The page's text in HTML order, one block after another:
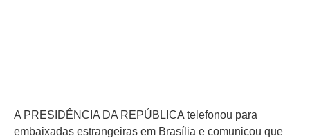
A PRESIDÊNCIA DA REPÚBLICA telefonou para
embaixadas estrangeiras em Brasília e comunicou que